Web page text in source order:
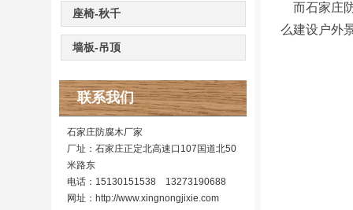
座椅-秋千
墙板-吊顶
联系我们
石家庄防腐木厂家
厂址：石家庄正定北高速口107国道北50
米路东
电话：15130151538 13273190688
网址： http://www.xingnongjixie.com
而石家庄
么建设户外